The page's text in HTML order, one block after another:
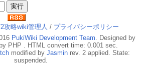
攻略wiki管理人 / プライバシーポリシー
PukiWiki Development Team. Designed by
PHP . HTML convert time: 0.001 sec.
modified by Jasminrev. 2 applied. State:
suspended.